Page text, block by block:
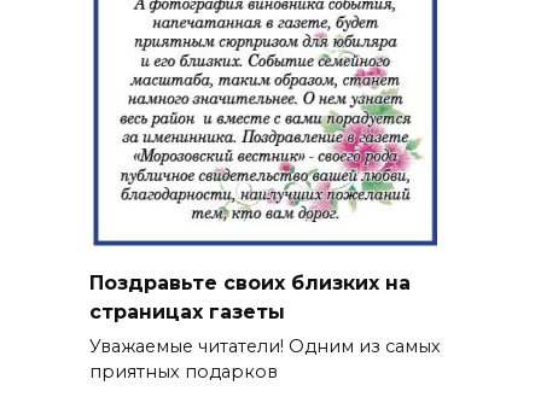
Поздравьте своих близких на
страницах газеты
Уважаемые читатели! Одним из самых
приятных подарков